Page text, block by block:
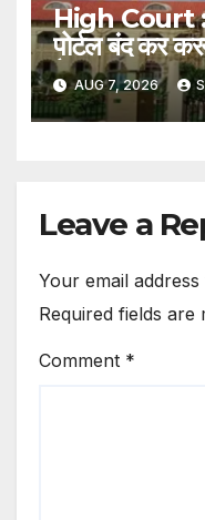
High Court
पोर्टल बंद कर
फैसला रद्द –
The Portal
During An
AUG 7, 2026
Leave a
Your email
Required fields are
Comment *